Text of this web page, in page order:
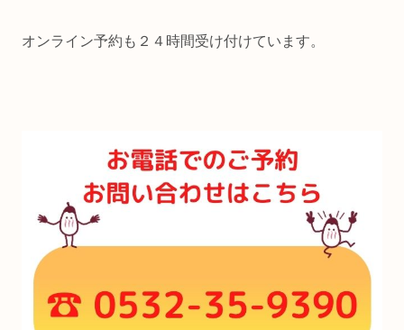
オンライン予約も２４時間受け付けています。